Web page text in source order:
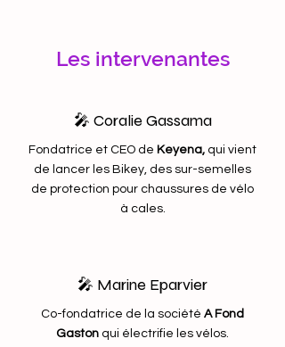
Les intervenantes
🎤 Coralie Gassama
Fondatrice et CEO de Keyena, qui vient
de lancer les Bikey, des sur-semelles
de protection pour chaussures de vélo
à cales.
🎤 Marine Eparvier
Co-fondatrice de la société A Fond
Gaston qui électrifie les vélos.